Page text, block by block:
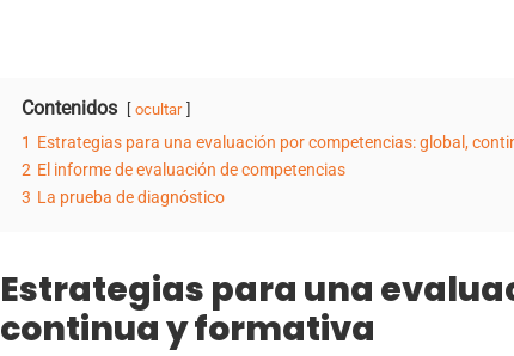
Contenidos ocultar
1 Estrategias para una evaluación por competencias: global,
2 El informe de evaluación de competencias
3 La prueba de diagnóstico
Estrategias para una
continua y formativa